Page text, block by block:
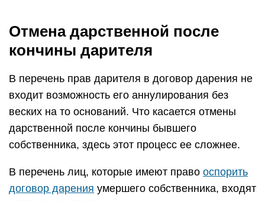
Отмена дарственной после
кончины дарителя
В перечень прав дарителя в договор дарения не
входит возможность его аннулирования без
веских на то оснований. Что касается отмены
дарственной после кончины бывшего
собственника, здесь этот процесс ее сложнее.
В перечень лиц, которые имеют право оспорить
договор дарения умершего собственника, входят